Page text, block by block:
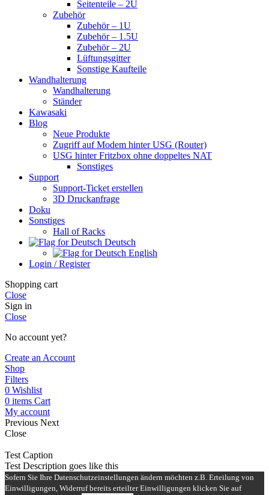
Seitenteile – 2U
Zubehör
Zubehör – 1U
Zubehör – 1.5U
Zubehör – 2U
Lüftungsgitter
Sonstige Kaufteile
Wandhalterung
Wandhalterung
Ständer
Kawasaki
Blog
Neue Produkte
Zugriff auf Modem hinter USG (Router)
USG hinter Fritzbox ohne doppeltes NAT
Sonstiges
Support
Support-Ticket erstellen
3D Druckanfrage
Doku
Sonstiges
Hall of Racks
Deutsch
English
Login / Register
Shopping cart
Close
Sign in
Close
No account yet?
Create an Account
Shop
Filters
0 Wishlist
0 items Cart
My account
Previous Next
Close
Test Caption
Test Description goes like this
Sofern Sie Ihre Datenschutzeinstellungen ändern möchten z.B. Erteilung von
Einwilligungen, Widerruf bereits erteilter Einwilligungen klicken Sie auf